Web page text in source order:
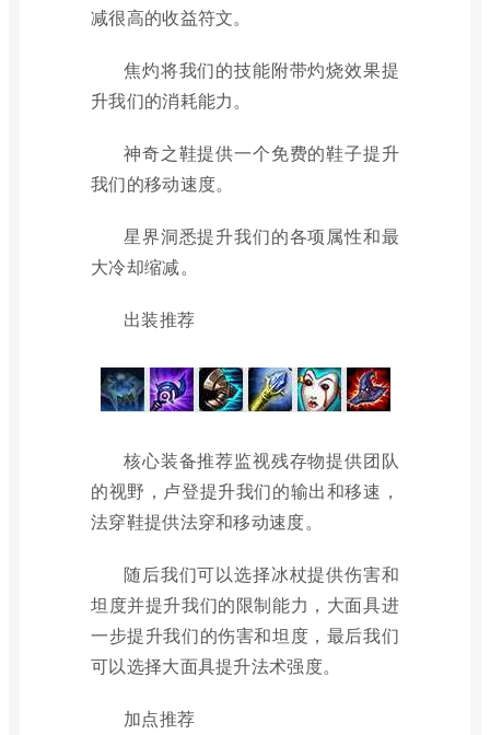
减很高的收益符文。
焦灼将我们的技能附带灼烧效果提
升我们的消耗能力。
神奇之鞋提供一个免费的鞋子提升
我们的移动速度。
星界洞悉提升我们的各项属性和最
大冷却缩减。
出装推荐
核心装备推荐监视残存物提供团队
的视野，卢登提升我们的输出和移速，
法穿鞋提供法穿和移动速度。
随后我们可以选择冰杖提供伤害和
坦度并提升我们的限制能力，大面具进
一步提升我们的伤害和坦度，最后我们
可以选择大面具提升法术强度。
加点推荐